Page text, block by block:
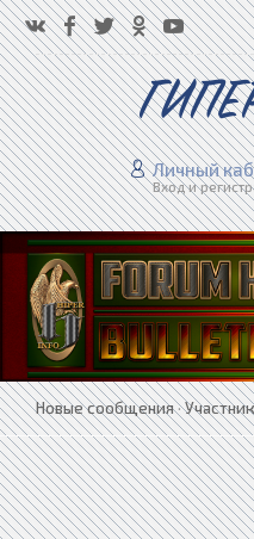
Личный
Вход и
Новые сообщения·